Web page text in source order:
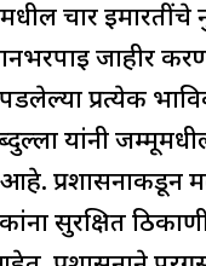
चार
जाहीर
प्रत्येक
यांनी जम्मूमधील
आहे.
सुरक्षित